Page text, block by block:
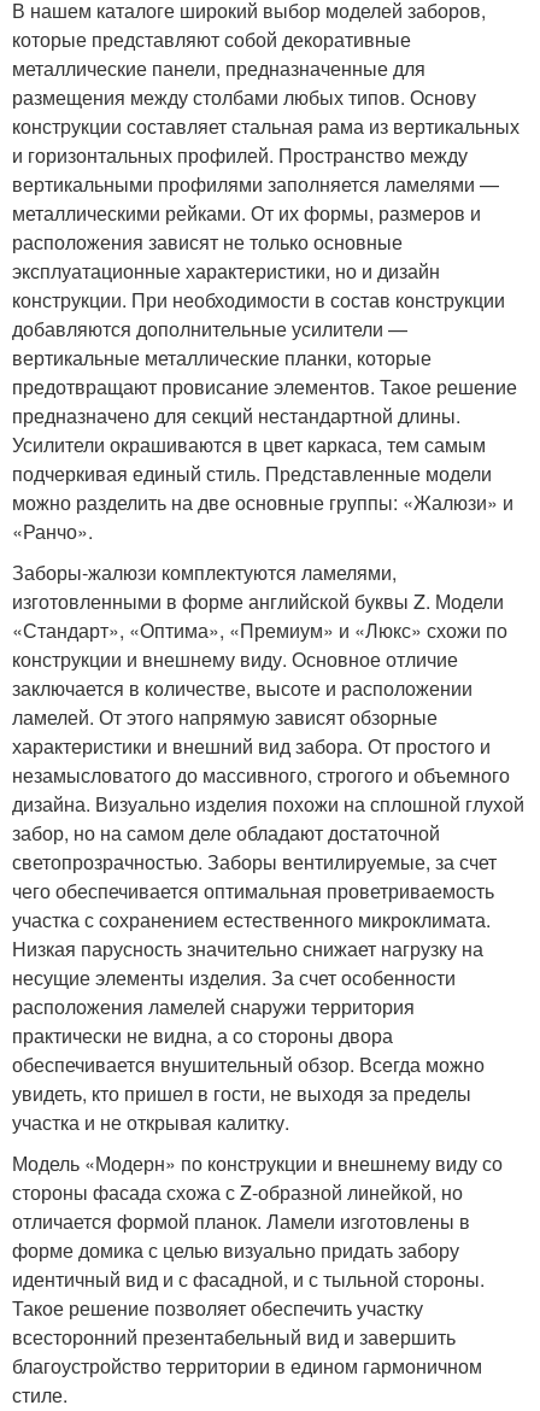
В нашем каталоге широкий выбор моделей заборов,
которые представляют собой декоративные
металлические панели, предназначенные для
размещения между столбами любых типов. Основу
конструкции составляет стальная рама из вертикальных
и горизонтальных профилей. Пространство между
вертикальными профилями заполняется ламелями —
металлическими рейками. От их формы, размеров и
расположения зависят не только основные
эксплуатационные характеристики, но и дизайн
конструкции. При необходимости в состав конструкции
добавляются дополнительные усилители —
вертикальные металлические планки, которые
предотвращают провисание элементов. Такое решение
предназначено для секций нестандартной длины.
Усилители окрашиваются в цвет каркаса, тем самым
подчеркивая единый стиль. Представленные модели
можно разделить на две основные группы: «Жалюзи» и
«Ранчо».
Заборы-жалюзи комплектуются ламелями,
изготовленными в форме английской буквы Z. Модели
«Стандарт», «Оптима», «Премиум» и «Люкс» схожи по
конструкции и внешнему виду. Основное отличие
заключается в количестве, высоте и расположении
ламелей. От этого напрямую зависят обзорные
характеристики и внешний вид забора. От простого и
незамысловатого до массивного, строгого и объемного
дизайна. Визуально изделия похожи на сплошной глухой
забор, но на самом деле обладают достаточной
светопрозрачностью. Заборы вентилируемые, за счет
чего обеспечивается оптимальная проветриваемость
участка с сохранением естественного микроклимата.
Низкая парусность значительно снижает нагрузку на
несущие элементы изделия. За счет особенности
расположения ламелей снаружи территория
практически не видна, а со стороны двора
обеспечивается внушительный обзор. Всегда можно
увидеть, кто пришел в гости, не выходя за пределы
участка и не открывая калитку.
Модель «Модерн» по конструкции и внешнему виду со
стороны фасада схожа с Z-образной линейкой, но
отличается формой планок. Ламели изготовлены в
форме домика с целью визуально придать забору
идентичный вид и с фасадной, и с тыльной стороны.
Такое решение позволяет обеспечить участку
всесторонний презентабельный вид и завершить
благоустройство территории в едином гармоничном
стиле.